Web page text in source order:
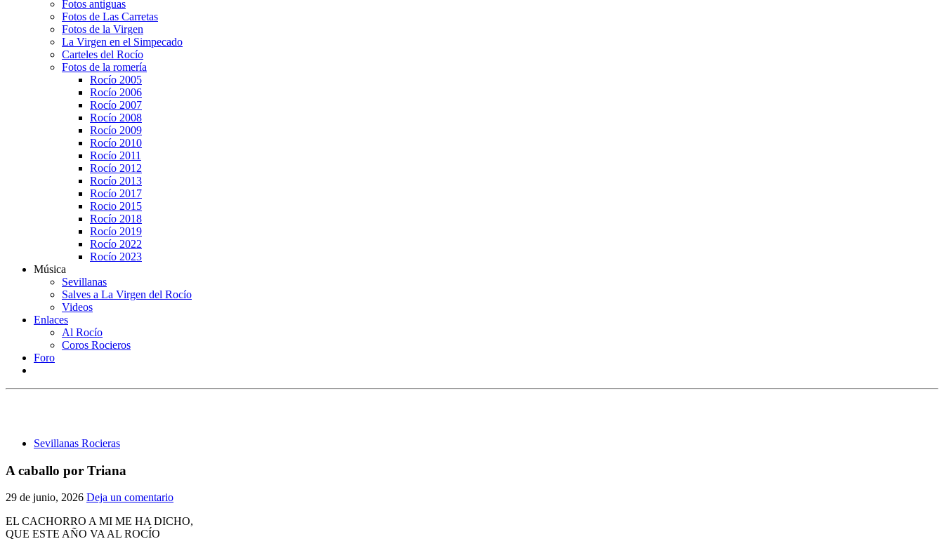
Fotos antiguas
Fotos de Las Carretas
Fotos de la Virgen
La Virgen en el Simpecado
Carteles del Rocío
Fotos de la romería
Rocío 2005
Rocío 2006
Rocío 2007
Rocío 2008
Rocío 2009
Rocío 2010
Rocío 2011
Rocío 2012
Rocío 2013
Rocío 2017
Rocio 2015
Rocío 2018
Rocío 2019
Rocío 2022
Rocío 2023
Música
Sevillanas
Salves a La Virgen del Rocío
Videos
Enlaces
Al Rocío
Coros Rocieros
Foro
Sevillanas Rocieras
A caballo por Triana
29 de junio, 2026 Deja un comentario
EL CACHORRO A MI ME HA DICHO,
QUE ESTE AÑO VA AL ROCÍO